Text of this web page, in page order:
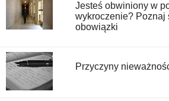
Jesteś obwiniony w
wykroczenie? Poznaj
obowiązki
Przyczyny